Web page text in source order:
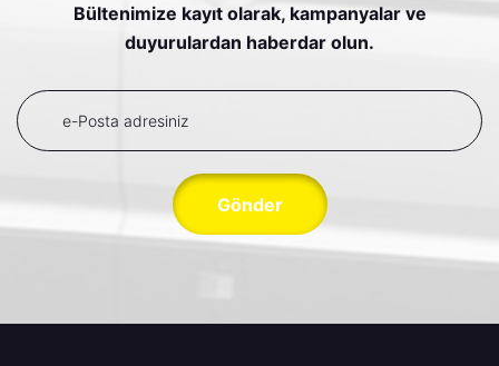
Bültenimize kayıt olarak, kampanyalar ve
duyurulardan haberdar olun.
Gönder